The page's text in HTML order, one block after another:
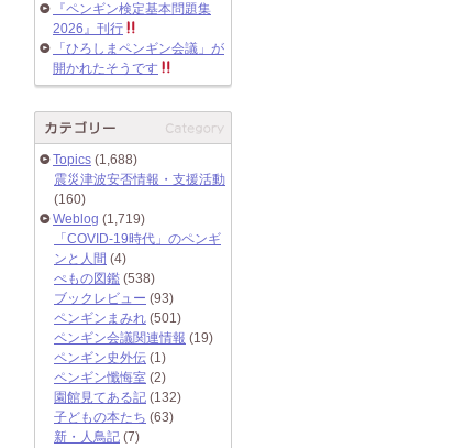
『ペンギン検定基本問題集
2026』刊行
「ひろしまペンギン会議」が
開かれたそうです
Topics (1,688)
震災津波安否情報・支援活動
(160)
Weblog (1,719)
「COVID-19時代」のペンギ
ンと人間 (4)
ぺもの図鑑 (538)
ブックレビュー (93)
ペンギンまみれ (501)
ペンギン会議関連情報 (19)
ペンギン史外伝 (1)
ペンギン懺悔室 (2)
園館見てある記 (132)
子どもの本たち (63)
新・人鳥記 (7)